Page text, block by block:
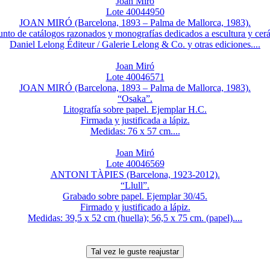
Lote 40044950
JOAN MIRÓ (Barcelona, 1893 – Palma de Mallorca, 1983).
de catálogos razonados y monografías dedicados a escultura y
Daniel Lelong Éditeur / Galerie Lelong & Co. y otras ediciones....
Joan Miró
Lote 40046571
JOAN MIRÓ (Barcelona, 1893 – Palma de Mallorca, 1983).
“Osaka”.
Litografía sobre papel. Ejemplar H.C.
Firmada y justificada a lápiz.
Medidas: 76 x 57 cm....
Joan Miró
Lote 40046569
ANTONI TÀPIES (Barcelona, 1923-2012).
“Llull”.
Grabado sobre papel. Ejemplar 30/45.
Firmado y justificado a lápiz.
Medidas: 39,5 x 52 cm (huella); 56,5 x 75 cm. (papel)....